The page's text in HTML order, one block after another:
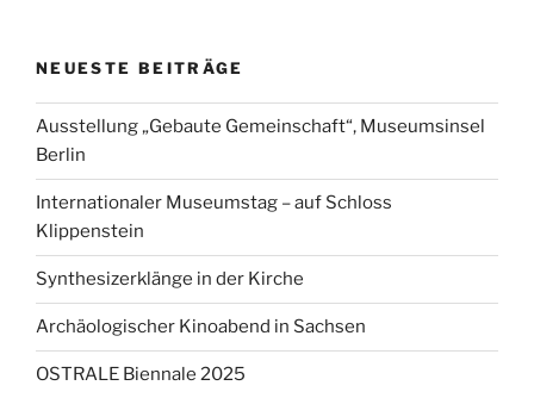
NEUESTE BEITRÄGE
Ausstellung „Gebaute Gemeinschaft“, Museumsinsel
Berlin
Internationaler Museumstag – auf Schloss
Klippenstein
Synthesizerklänge in der Kirche
Archäologischer Kinoabend in Sachsen
OSTRALE Biennale 2025